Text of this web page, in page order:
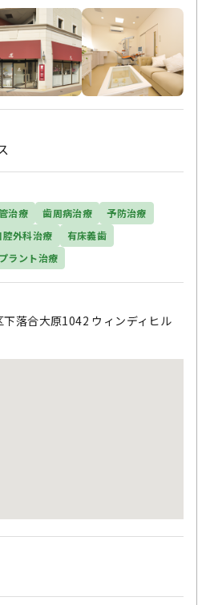
治療 歯周病治療
予防治療
腔外科治療
有床義歯
ラント治療
落合大原1042 ウィンディヒル